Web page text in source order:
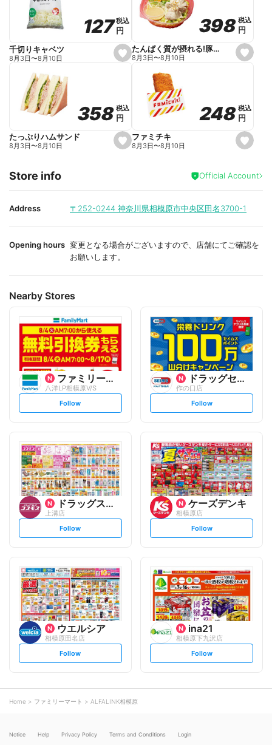
o
r
i
e
o
r
i
e
s
e
o
r
i
e
127
127税込
税込
円
円
千切りキャベツ
8月3日〜8月10日
s
e
o
r
i
e
398
398 税込
税込
円
円
たんぱく質が摂れる!豚しゃぶのパスタサラダ
8月3日〜8月10日
s
e
i
t
358
358税込
税込
円
円
たっぷりハムサンド
8月3日〜8月10日
s
e
a
i
t
248
248 税込
税込
円
円
ファミチキ
8月3日〜8月10日
Store info Official Account
Address 〒252-0244 神奈川県相模原市中央区田名3700-1
Opening hours 変更となる場合がございますので、店舗にてご確認を
お願いします。
Nearby Stores
ファミリーマート
八洋LP相模原V/S
s
l
o
w
Follow
ドラッグセイムス
作の口店
s
l
o
w
Follow
ドラッグストアコスモス
上溝店
s
l
o
w
Follow
ケーズデンキ
相模原店
s
o
w
Follow
ウエルシア
相模原田名店
s
l
o
Follow
ina21
相模原下九沢店
s
l
Follow
Home ファミリーマート ALFALINK相模原
Notice Help Privacy Policy Terms and Conditions Login